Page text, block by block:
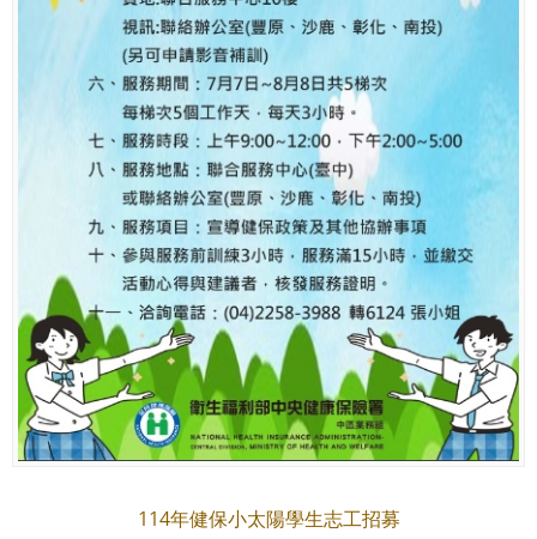
114年健保小太陽學生志工招募